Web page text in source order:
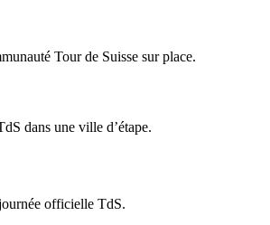
Tour de Suisse sur place.
dans une ville d’étape.
officielle TdS.